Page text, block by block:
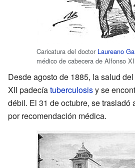
Caricatura del doctor Laureano
médico de cabecera de Alfonso
Desde agosto de 1885, la salud
XII padecíatuberculosisy se
débil. El 31 de octubre, se trasladó
por recomendación médica.